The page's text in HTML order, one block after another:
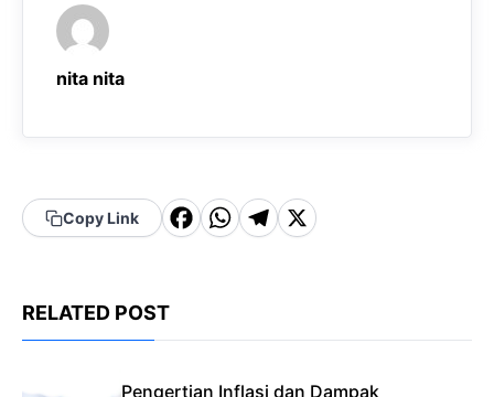
nita nita
Copy Link
F WT X
RELATED POST
Pengertian Inflasi dan Dampak